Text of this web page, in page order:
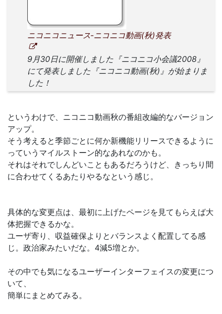
ニコニコニュース‐ニコニコ動画(秋)発表
9月30日に開催しました『ニコニコ小会議2008』
にて発表しました『ニコニコ動画(秋)』が始まりま
した！
というわけで、ニコニコ動画秋の番組改編的なバージョン
アップ。
そう考えると季節ごとに何か新機能リリースできるように
っていうマイルストーン的なあれなのかも。
それはそれでしんどいこともあるだろうけど、きっちり間
に合わせてくるあたりやるなという感じ。
具体的な変更点は、最初に上げたページを見てもらえば大
体把握できるかな。
ユーザ寄り、収益確保よりとバランスよく配置してる感
じ。政治家みたいだな。4減5増とか。
その中でも気になるユーザーインターフェイスの変更につ
いて、
簡単にまとめてみる。